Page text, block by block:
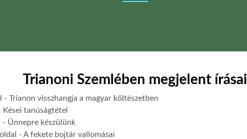
Trianoni Szemlében megjelent írásai
- Trianon visszhangja a magyar költészetben
Kései tanúságtétel
- Ünnepre készülünk
- A fekete bojtár vallomásai